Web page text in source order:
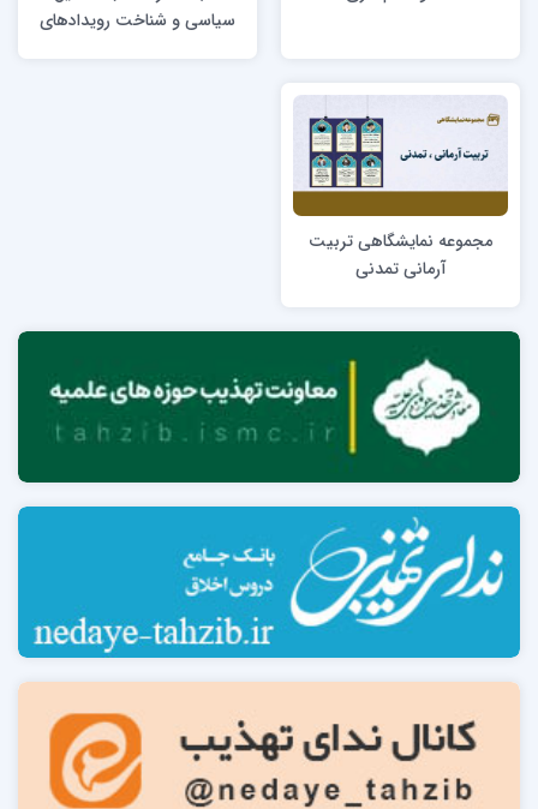
سیاسی و شناخت رویدادهای
مجموعه نمایشگاهی تربیت
آرمانی تمدنی